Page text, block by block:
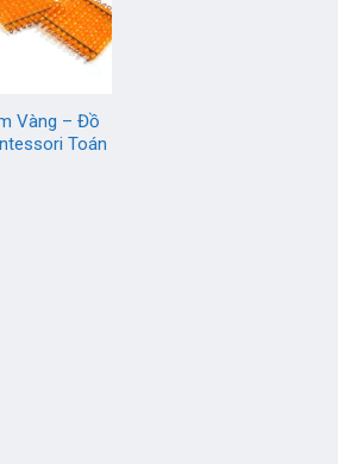
Vàng – Đồ
Toán